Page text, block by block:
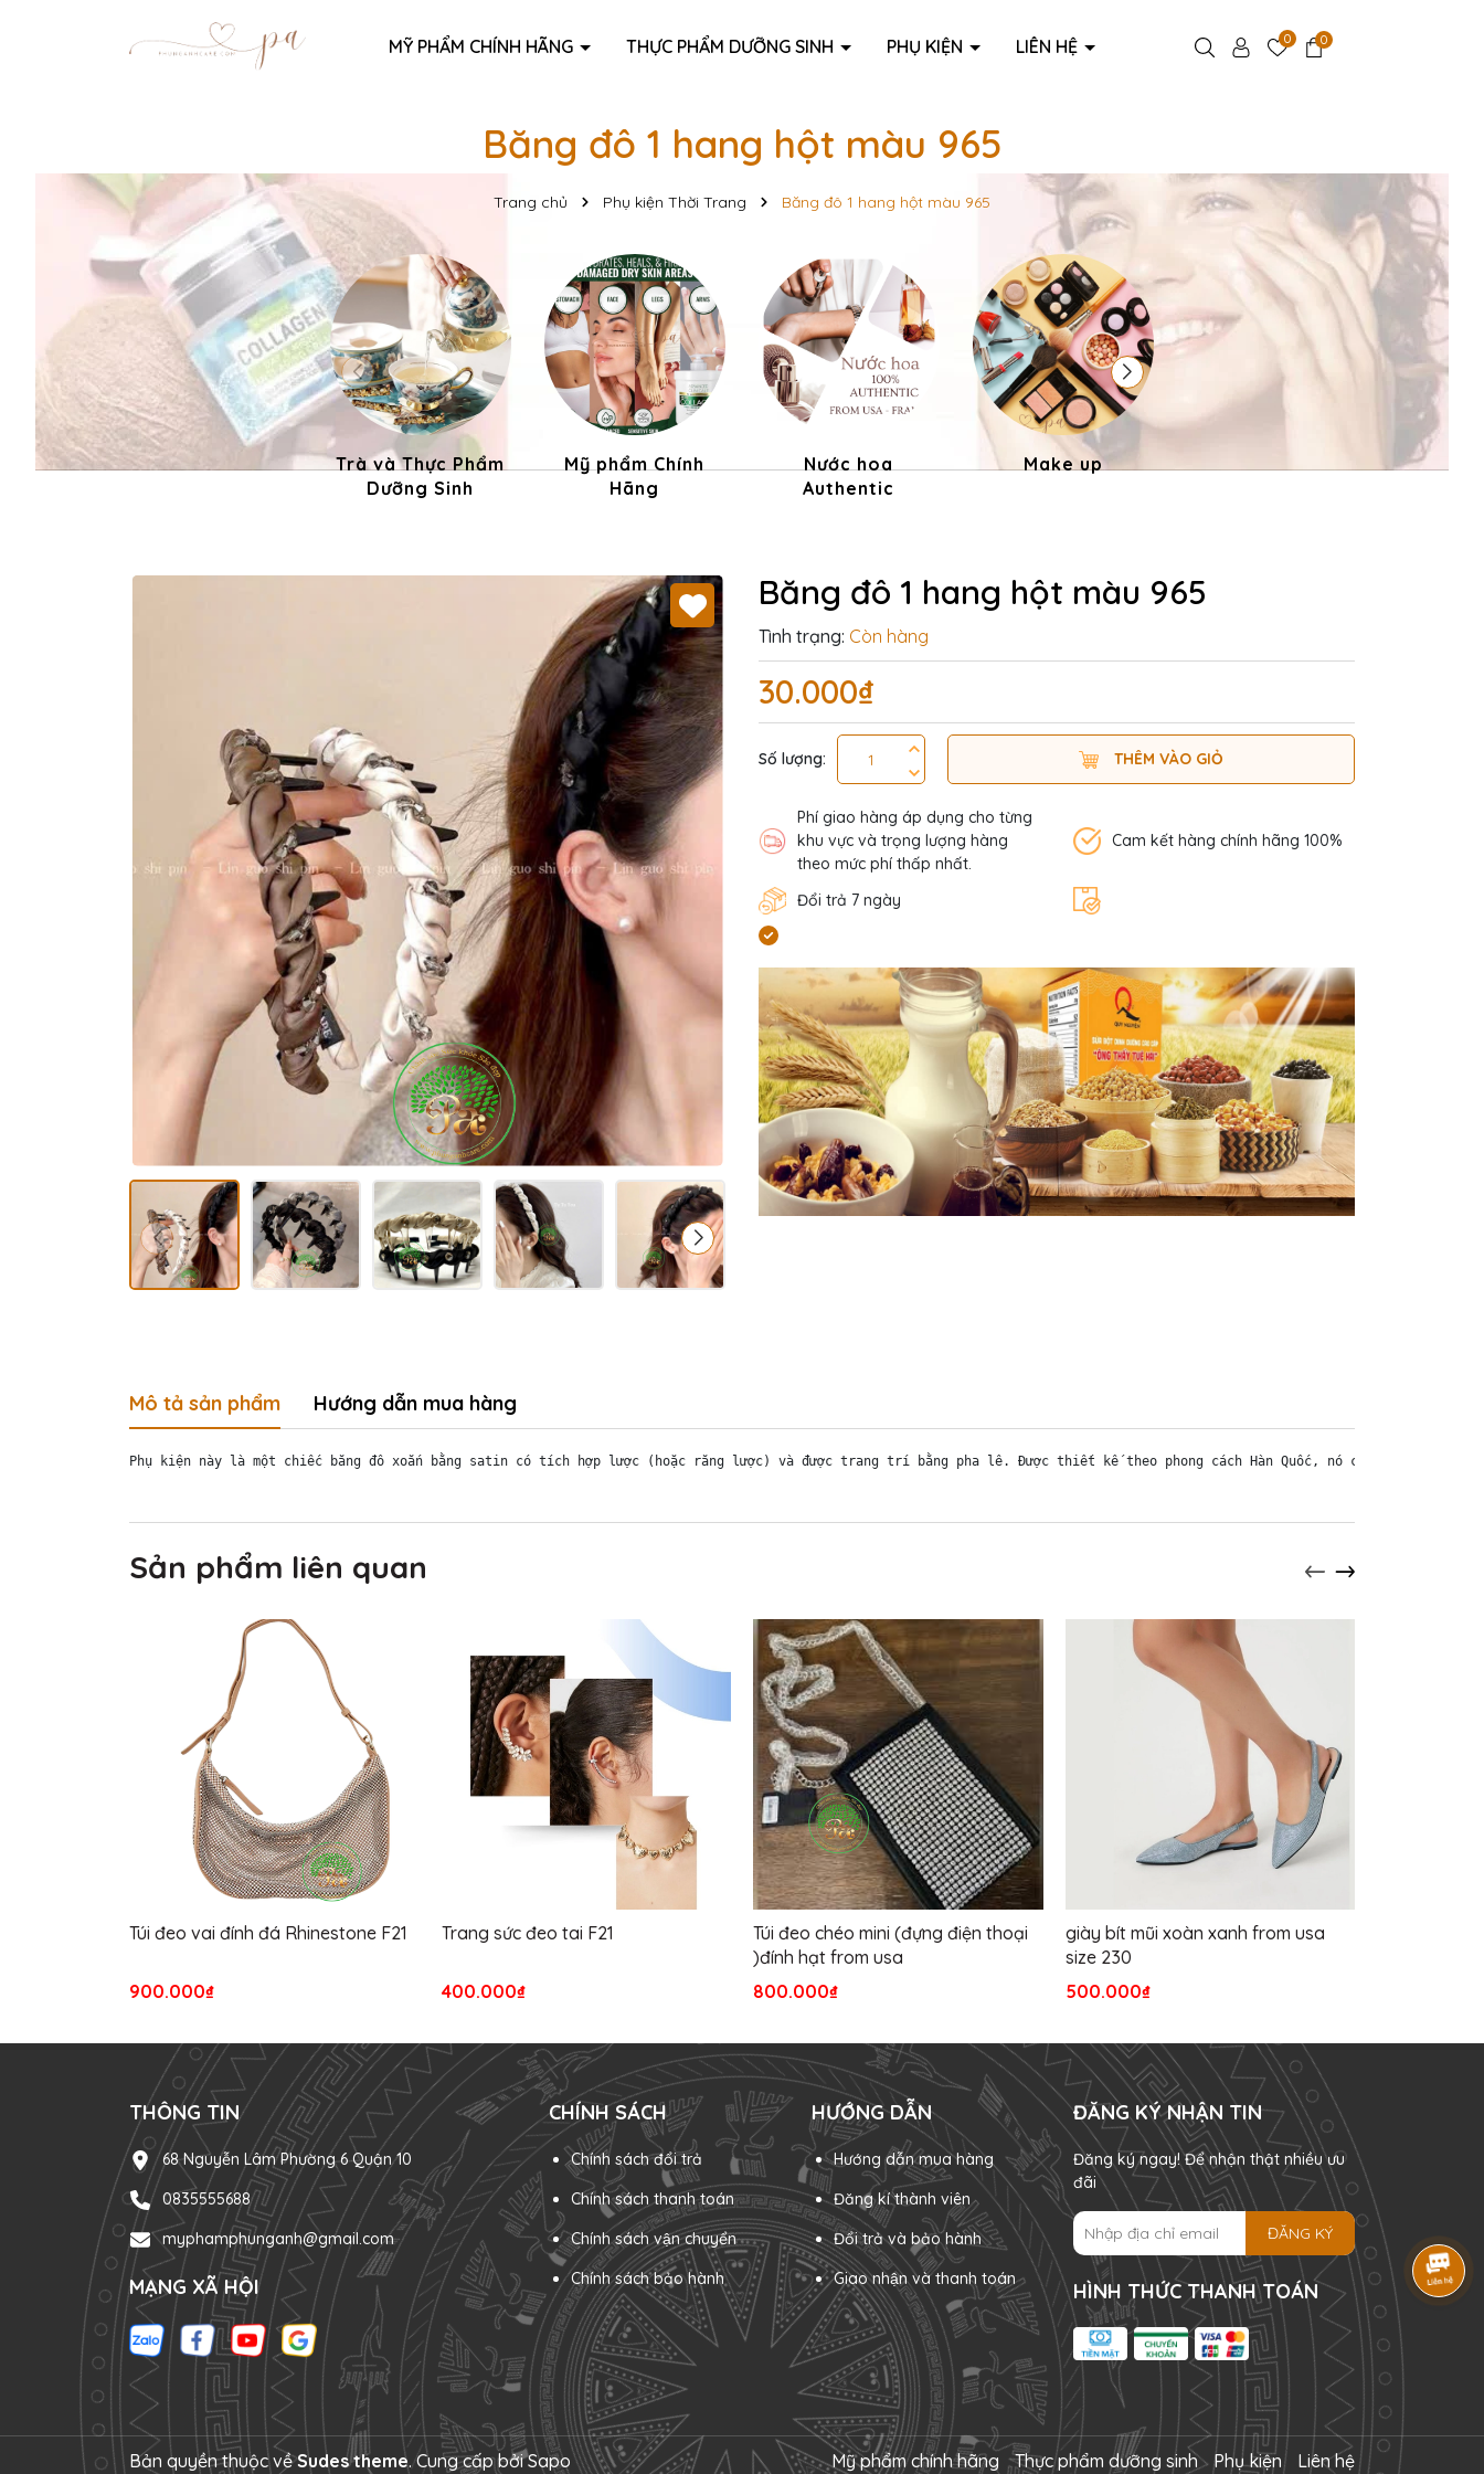
MỸ PHẨM CHÍNH HÃNG THỰC PHẨM DƯỠNG SINH PHỤ KIỆN LIÊN HỆ 0 0
Băng đô 1 hang hột màu 965
Trang chủ Phụ kiện Thời Trang Băng đô 1 hang hột màu 965
Trà và Thực Phẩm
Dưỡng Sinh
Mỹ phẩm Chính
Hãng
Nước hoa
Authentic
Make up Phụ kiện thời trang
Băng đô 1 hang hột màu 965
Tình trạng: Còn hàng
30.000₫
Số lượng: THÊM VÀO GIỎ
Phí giao hàng áp dụng cho từng
khu vực và trọng lượng hàng
theo mức phí thấp nhất.
Cam kết hàng chính hãng 100%
Đổi trả 7 ngày
Mô tả sản phẩm Hướng dẫn mua hàng
Phụ kiện này là một chiếc băng đô xoắn bằng satin có tích hợp lược (hoặc răng lược) và được trang trí bằng pha lê. Được thiết kế theo phong cách Hàn Quốc, nó chủ yếu được sử
Sản phẩm liên quan
Túi đeo vai đính đá Rhinestone F21
900.000₫
Trang sức đeo tai F21
400.000₫
Túi đeo chéo mini (đựng điện thoại
)đính hạt from usa
800.000₫
giày bít mũi xoàn xanh from usa
size 230
500.000₫
THÔNG TIN
68 Nguyễn Lâm Phường 6 Quận 10
0835555688
myphamphunganh@gmail.com
MẠNG XÃ HỘI
CHÍNH SÁCH
Chính sách đổi trả
Chính sách thanh toán
Chính sách vận chuyển
Chính sách bảo hành
HƯỚNG DẪN
Hướng dẫn mua hàng
Đăng kí thành viên
Đổi trả và bảo hành
Giao nhận và thanh toán
ĐĂNG KÝ NHẬN TIN
Đăng ký ngay! Để nhận thật nhiều ưu
đãi
ĐĂNG KÝ
HÌNH THỨC THANH TOÁN
Bản quyền thuộc vềSudes theme. Cung cấp bởiSapo Mỹ phẩm chính hãng Thực phẩm dưỡng sinh Phụ kiện Liên hệ